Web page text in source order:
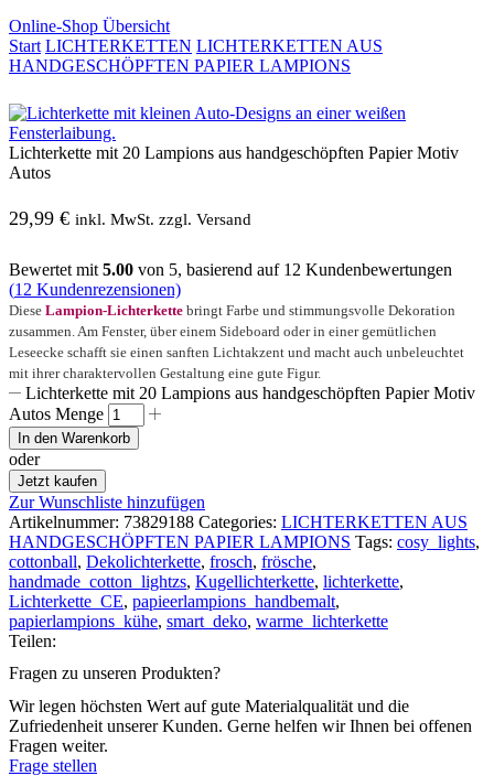
Online-Shop Übersicht
Start LICHTERKETTEN LICHTERKETTEN AUS
HANDGESCHÖPFTEN PAPIER LAMPIONS
Lichterkette mit 20 Lampions aus handgeschöpften Papier Motiv
Autos
29,99 € inkl. MwSt. zzgl. Versand
Bewertet mit 5.00 von 5, basierend auf 12 Kundenbewertungen
(12 Kundenrezensionen)
Diese Lampion-Lichterkette bringt Farbe und stimmungsvolle Dekoration
zusammen. Am Fenster, über einem Sideboard oder in einer gemütlichen
Leseecke schafft sie einen sanften Lichtakzent und macht auch unbeleuchtet
mit ihrer charaktervollen Gestaltung eine gute Figur.
Lichterkette mit 20 Lampions aus handgeschöpften Papier Motiv
Autos Menge
In den Warenkorb
oder
Jetzt kaufen
Zur Wunschliste hinzufügen
Artikelnummer: 73829188 Categories: LICHTERKETTEN AUS
HANDGESCHÖPFTEN PAPIER LAMPIONS Tags: cosy_lights,
cottonball, Dekolichterkette, frosch, frösche,
handmade_cotton_lightzs, Kugellichterkette, lichterkette,
Lichterkette_CE, papieerlampions_handbemalt,
papierlampions_kühe, smart_deko, warme_lichterkette
Teilen:
Fragen zu unseren Produkten?
Wir legen höchsten Wert auf gute Materialqualität und die
Zufriedenheit unserer Kunden. Gerne helfen wir Ihnen bei offenen
Fragen weiter.
Frage stellen